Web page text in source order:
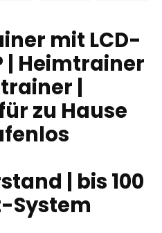
mit LCD-
| Heimtrainer
|
zu Hause
| bis 100
System